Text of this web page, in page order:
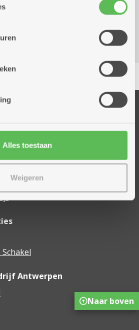
toestemming nodig. Sommige
door derde partijen die een
gebruik van onze
gegevens combineren met andere
Alles toestaan
Weigeren
Kronenburg
Antwerpen
Naar boven